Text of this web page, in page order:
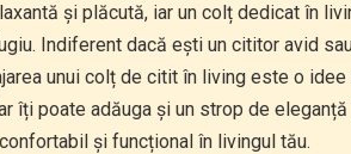
și plăcută, iar un colț dedicat în
Indiferent dacă ești un cititor avid
unui colț de citit în living este o
îți poate adăuga și un strop de
și funcțional în livingul tău.